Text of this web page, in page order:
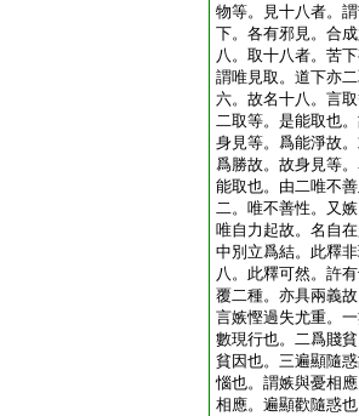
物等。見十八者。
下。各有邪見。合
八。取十八者。苦
謂唯見取。道下亦
六。故名十八。言
二取等。是能取也
身見等。爲能淨故
爲勝故。故身見等
能取也。由二唯不
二。唯不善性。又
唯自力起故。名自
中別立爲結。此釋
八。此釋可然。許
覆二種。亦具兩義
言嫉慳過失尤重。
數現行也。二爲賤
貧因也。三遍顯隨
惱也。謂嫉與憂相
相應。遍顯歡隨惑